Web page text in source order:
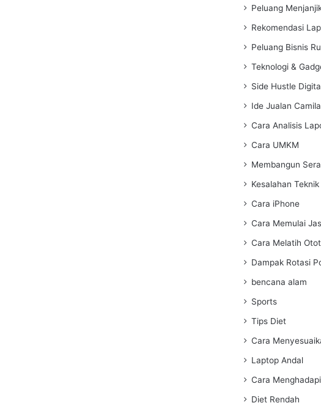
Peluang
Rekomendasi
Peluang Bisnis
Teknologi &
Side Hustle
Ide Jualan
Cara Analisis
Cara UMKM
Membangun
Kesalahan
Cara iPhone
Cara Memulai
Cara Melatih
Dampak Rotasi
bencana alam
Sports
Tips Diet
Cara
Laptop Andal
Cara
Diet Rendah